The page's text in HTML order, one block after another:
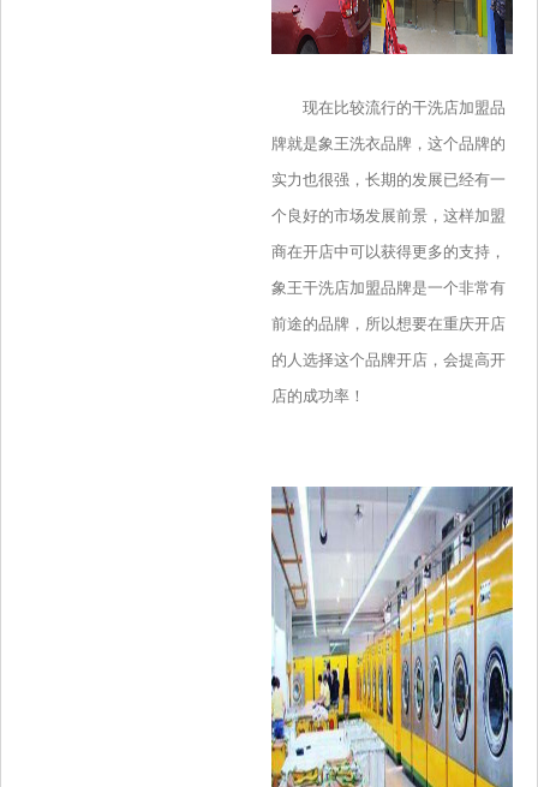
现在比较流行的干洗店加盟品
牌就是象王洗衣品牌，这个品牌的
实力也很强，长期的发展已经有一
个良好的市场发展前景，这样加盟
商在开店中可以获得更多的支持，
象王干洗店加盟品牌是一个非常有
前途的品牌，所以想要在重庆开店
的人选择这个品牌开店，会提高开
店的成功率！